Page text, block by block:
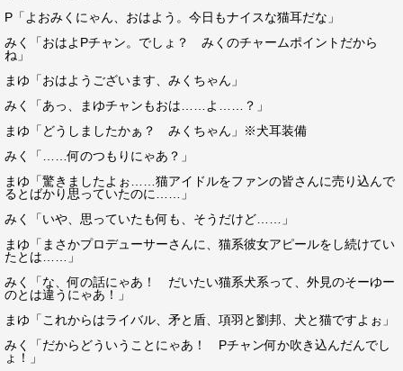
P「よおみくにゃん、おはよう。今日もナイスな猫耳だな」
みく「おはよPチャン。でしょ？ みくのチャームポイントだから
ね」
まゆ「おはようございます、みくちゃん」
みく「あっ、まゆチャンもおは……よ……？」
まゆ「どうしましたかぁ？ みくちゃん」※犬耳装備
みく「……何のつもりにゃあ？」
まゆ「驚きましたよぉ……猫アイドルをファンの皆さんに売り込んで
るとばかり思っていたのに……」
みく「いや、思っていたも何も、そうだけど……」
まゆ「まさかプロデューサーさんに、猫系彼女アピールをし続けてい
たとは……」
みく「な、何の話にゃあ！ だいたい猫系犬系って、外見のそーゆー
のとは違うにゃあ！」
まゆ「これからはライバル、矛と盾、項羽と劉邦、犬と猫ですよぉ」
みく「だからどういうことにゃあ！ Pチャン何か吹き込んだんでし
ょ！」